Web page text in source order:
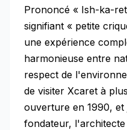
Prononcé « Ish-ka-
signifiant « petite
une expérience
harmonieuse entre
respect de
de visiter Xcaret à
ouverture en 1990,
fondateur, l'architecte